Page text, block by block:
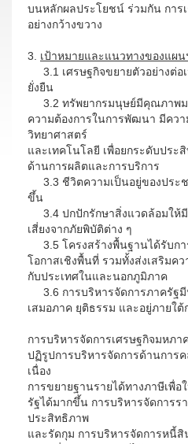
บนหลักผลประโยชน์ ร่วมกัน การ
อย่างกว้างขวาง
3. เป้าหมายและแนวทางของแผน
3.1 เศรษฐกิจขยายตัวอย่างต่อ
ยั่งยืน
3.2 ทรัพยากรมนุษย์มีคุณภาพม
ความต้องการในการพัฒนา มีคว
วิทยาศาสตร์
และเทคโนโลยี เพื่อยกระดับประ
ด้านการผลิตและการบริการ
3.3 ชีวิตความเป็นอยู่ของประ
ขึ้น
3.4 ปกปักรักษาสิ่งแวดล้อมให้
เสี่ยงจากภัยพิบัติต่าง ๆ
3.5 โครงสร้างพื้นฐานได้รับก
โอกาสเชิงพื้นที่ รวมทั้งส่งเสริมค
กับประเทศในและนอกภูมิภาค
3.6 การบริหารจัดการภาครัฐ
เสมอภาค ยุติธรรม และอยู่ภายใต้
การบริหารจัดการเศรษฐกิจมหภ
ปฏิรูปการบริหารจัดการด้านการ
เนื่อง
การขยายฐานรายได้ทางภาษีเพื่อ
รัฐได้มากขึ้น การบริหารจัดการร
ประสิทธิภาพ
และรัดกุม การบริหารจัดการหนี้